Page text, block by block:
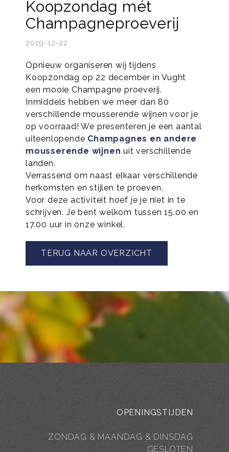
Koopzondag mét
Champagneproeverij
2019-12-22
Opnieuw organiseren wij tijdens
Koopzondag op 22 december in Vught
een mooie Champagne proeverij.
Inmiddels hebben we meer dan 80
verschillende mousserende wijnen voor je
op voorraad! We presenteren je een aantal
uiteenlopende Champagnes en andere
mousserende wijnen uit verschillende
landen.
Verrassend om naast elkaar verschillende
herkomsten en stijlen te proeven.
Voor deze activiteit hoef je je niet in te
schrijven. Je bent welkom tussen 15.00 en
17.00 uur in onze winkel.
TERUG NAAR OVERZICHT
OPENINGSTIJDEN
ZONDAG & MAANDAG & DINSDAG
GESLOTEN